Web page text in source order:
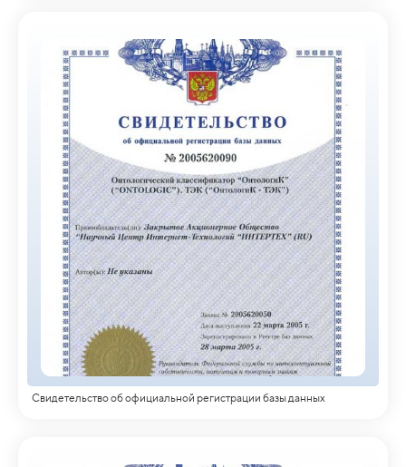
Свидетельство об официальной регистрации базы данных